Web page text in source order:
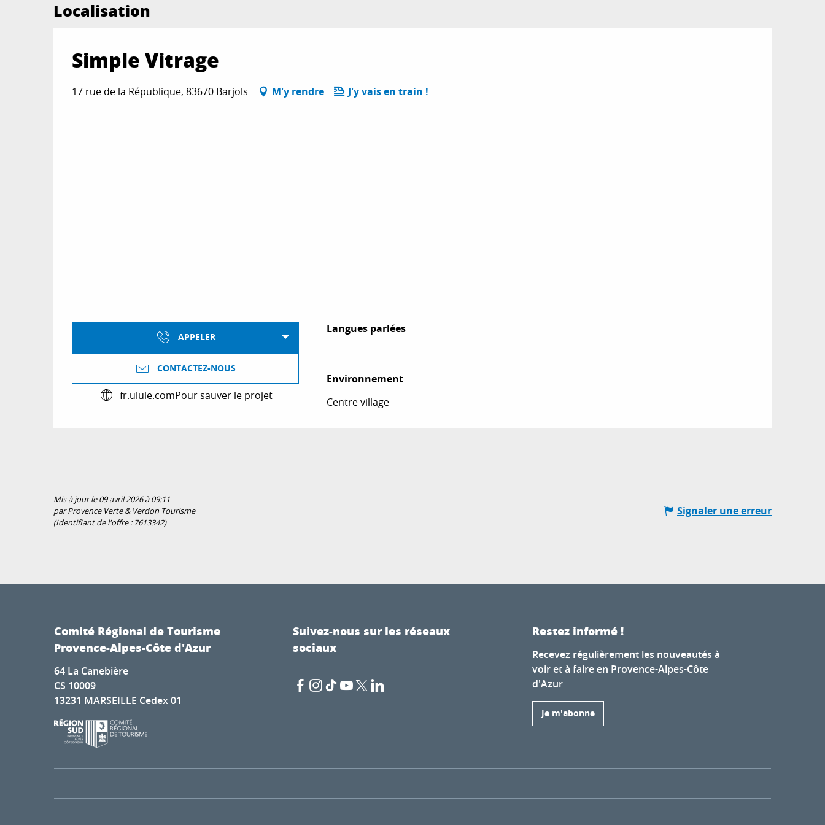
Localisation
Simple Vitrage
17 rue de la République, 83670 Barjols M'y rendre J'y vais en train !
APPELER
CONTACTEZ-NOUS
fr.ulule.comPour sauver le projet
Langues parlées
Langues parlées
Environnement
Environnement
Centre village
Mis à jour le 09 avril 2026 à 09:11
par Provence Verte & Verdon Tourisme
(Identifiant de l'offre : 7613342)
Signaler une erreur
Comité Régional de Tourisme
Provence-Alpes-Côte d'Azur
64 La Canebière
CS 10009
13231 MARSEILLE Cedex 01
Suivez-nous sur les réseaux
sociaux
Restez informé !
Recevez régulièrement les nouveautés à
voir et à faire en Provence-Alpes-Côte
d'Azur
Je m'abonne